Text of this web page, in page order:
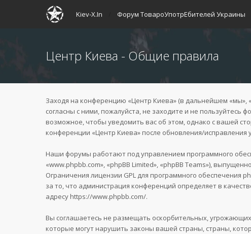
Kiev-X.In Форум ТовароУпотрЕбителей Украины
Центр Киева - Общие правила
Заходя на конференцию «Центр Киева» (в дальнейшем «мы»,
согласны с ними, пожалуйста, не заходите и не
возможное, чтобы уведомить вас об этом, однако с вашей
конференции «Центр Киева» после обновления/исправления
Наши форумы работают под управлением программного
«www.phpbb.com», «phpBB Limited», «phpBB Teams»),
Ограничения лицензии GPL для программного обеспечения
за то, что администрация конференций определяет в
адресу https://www.phpbb.com/.
Вы соглашаетесь не размещать оскорбительных,
которые могут нарушить законы вашей страны, страны,